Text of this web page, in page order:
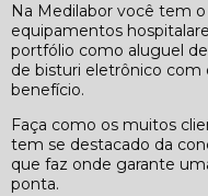
Na Medilabor você tem
equipamentos
portfólio como aluguel
de bisturi eletrônico
benefício.
Faça como os muitos
tem se destacado da
que faz onde garante
ponta.